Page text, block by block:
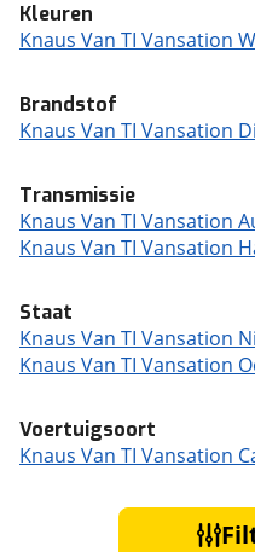
Kleuren
Knaus Van TI Vansation
Brandstof
Knaus Van TI Vansation
Transmissie
Knaus Van TI Vansation
Knaus Van TI Vansation
Staat
Knaus Van TI Vansation
Knaus Van TI Vansation
Voertuigsoort
Knaus Van TI Vansation